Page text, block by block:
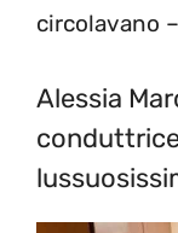
circolavano
Alessia